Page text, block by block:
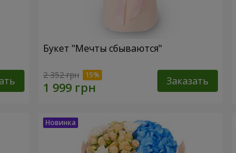
Букет "Мечты сбываются"
2 352 грн Заказать